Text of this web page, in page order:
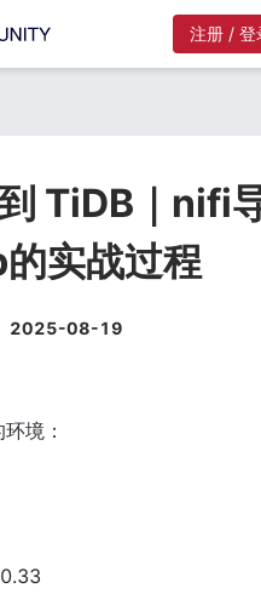
注册 / 登
TiDB｜nifi
实战过程
2025-08-19
境：